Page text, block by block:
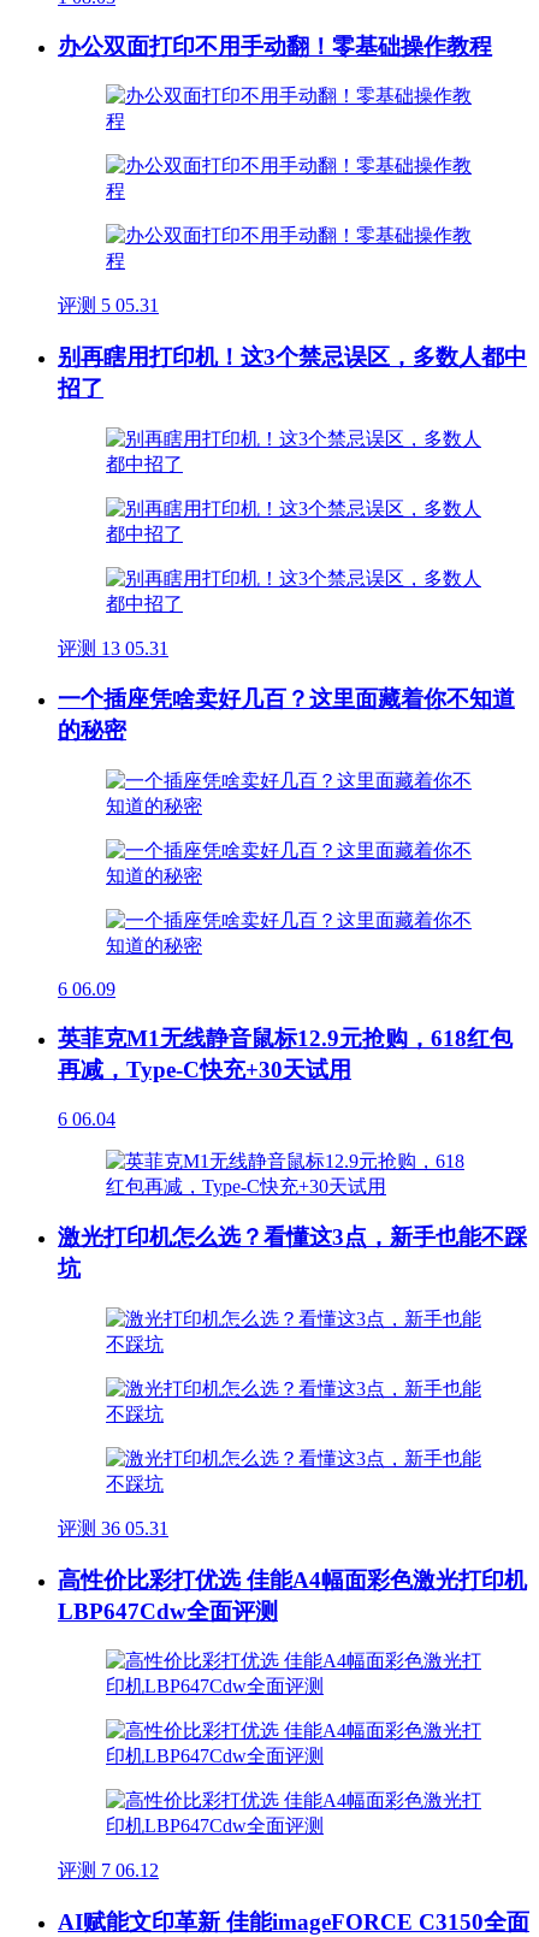
办公双面打印不用手动翻！零基础操作教程
评测 5 05.31
别再瞎用打印机！这3个禁忌误区，多数人都中
招了
评测 13 05.31
一个插座凭啥卖好几百？这里面藏着你不知道
的秘密
6 06.09
英菲克M1无线静音鼠标12.9元抢购，618红包
再减，Type-C快充+30天试用
6 06.04
激光打印机怎么选？看懂这3点，新手也能不踩
坑
评测 36 05.31
高性价比彩打优选 佳能A4幅面彩色激光打印机
LBP647Cdw全面评测
评测 7 06.12
AI赋能文印革新 佳能imageFORCE C3150全面